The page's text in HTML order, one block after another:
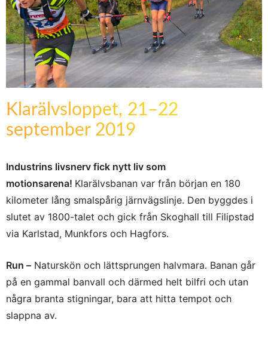
Klarälvsloppet, 21–22
september 2019
Industrins livsnerv fick nytt liv som
motionsarena! Klarälvsbanan var från början en 180
kilometer lång smalspårig järnvägslinje. Den byggdes i
slutet av 1800-talet och gick från Skoghall till Filipstad
via Karlstad, Munkfors och Hagfors.
Run – Naturskön och lättsprungen halvmara. Banan går
på en gammal banvall och därmed helt bilfri och utan
några branta stigningar, bara att hitta tempot och
slappna av.